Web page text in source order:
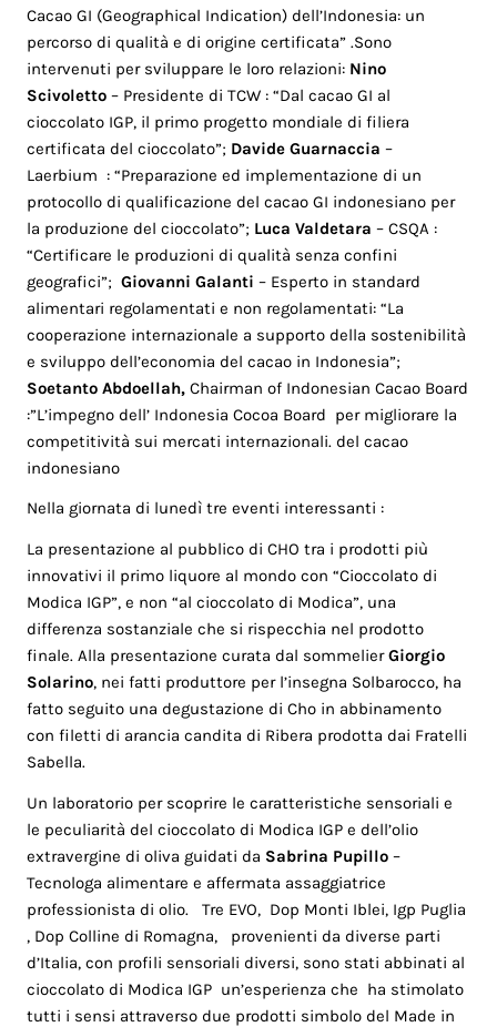
Cacao GI (Geographical Indication) dell’Indonesia: un
percorso di qualità e di origine certificata” .Sono
intervenuti per sviluppare le loro relazioni: Nino
Scivoletto – Presidente di TCW : “Dal cacao GI al
cioccolato IGP, il primo progetto mondiale di filiera
certificata del cioccolato”; Davide Guarnaccia –
Laerbium : “Preparazione ed implementazione di un
protocollo di qualificazione del cacao GI indonesiano per
la produzione del cioccolato”; Luca Valdetara – CSQA :
“Certificare le produzioni di qualità senza confini
geografici”;Giovanni Galanti – Esperto in standard
alimentari regolamentati e non regolamentati: “La
cooperazione internazionale a supporto della sostenibilità
e sviluppo dell’economia del cacao in Indonesia”;
Soetanto Abdoellah,Chairman of Indonesian Cacao Board
:”L’impegno dell’ Indonesia Cocoa Board per migliorare la
competitività sui mercati internazionali. del cacao
indonesiano
Nella giornata di lunedì tre eventi interessanti :
La presentazione al pubblico di CHO tra i prodotti più
innovativi il primo liquore al mondo con “Cioccolato di
Modica IGP”, e non “al cioccolato di Modica”, una
differenza sostanziale che si rispecchia nel prodotto
finale. Alla presentazione curata dal sommelierGiorgio
Solarino, nei fatti produttore per l’insegna Solbarocco, ha
fatto seguito una degustazione di Cho in abbinamento
con filetti di arancia candita di Ribera prodotta dai Fratelli
Sabella.
Un laboratorio per scoprire le caratteristiche sensoriali e
le peculiarità del cioccolato di Modica IGP e dell’olio
extravergine di oliva guidati da Sabrina Pupillo –
Tecnologa alimentare e affermata assaggiatrice
professionista di olio. Tre EVO, Dop Monti Iblei, Igp Puglia
, Dop Colline di Romagna, provenienti da diverse parti
d’Italia, con profili sensoriali diversi, sono stati abbinati al
cioccolato di Modica IGP un’esperienza che ha stimolato
tutti i sensi attraverso due prodotti simbolo del Made in